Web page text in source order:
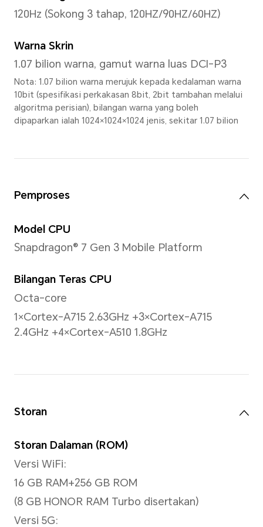
Saiz
12.1 inci
Nota: Paparan mempunyai reka
apabila diukur mengikut segi
panjang pepenjuru skrin ialah 12.1
Nisbah Skrin Ke Badan
88%
PPI
249 PPI
Nisbah Kontras
1500:1 (nilai tipikal)